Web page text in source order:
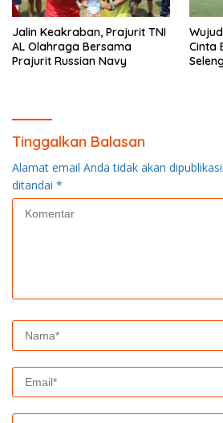
Jalin Keakraban, Prajurit TNI
AL Olahraga Bersama
Prajurit Russian Navy
Cinta
Tinggalkan Balasan
Alamat email Anda tidak akan
ditandai *